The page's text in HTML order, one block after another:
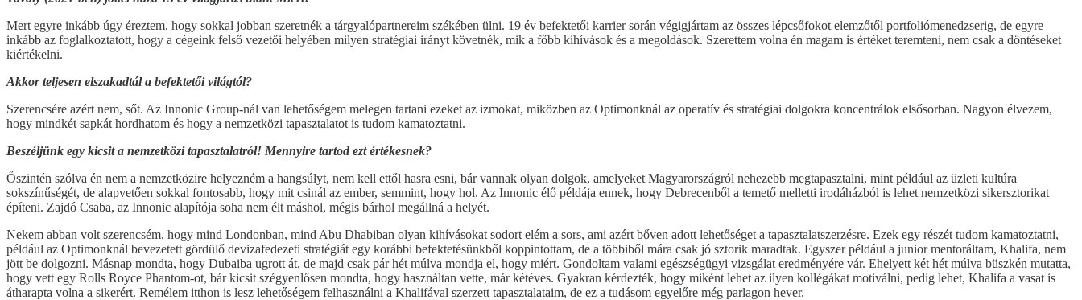
Mert egyre inkább úgy éreztem, hogy sokkal jobban szeretnék a tárgyalópartnereim székében ülni. 19 év befektetői karrier során végigjártam az összes lépcsőfokot elemzőtől portfoliómenedzserig, de egyre
inkább az foglalkoztatott, hogy a cégeink felső vezetői helyében milyen stratégiai irányt követnék, mik a főbb kihívások és a megoldások. Szerettem volna én magam is értéket teremteni, nem csak a döntéseket
kiértékelni.
Akkor teljesen elszakadtál a befektetői világtól?
Szerencsére azért nem, sőt. Az Innonic Group-nál van lehetőségem melegen tartani ezeket az izmokat, miközben az Optimonknál az operatív és stratégiai dolgokra koncentrálok elsősorban. Nagyon élvezem,
hogy mindkét sapkát hordhatom és hogy a nemzetközi tapasztalatot is tudom kamatoztatni.
Beszéljünk egy kicsit a nemzetközi tapasztalatról! Mennyire tartod ezt értékesnek?
Őszintén szólva én nem a nemzetközire helyezném a hangsúlyt, nem kell ettől hasra esni, bár vannak olyan dolgok, amelyeket Magyarországról nehezebb megtapasztalni, mint például az üzleti kultúra
sokszínűségét, de alapvetően sokkal fontosabb, hogy mit csinál az ember, semmint, hogy hol. Az Innonic élő példája ennek, hogy Debrecenből a temető melletti irodáházból is lehet nemzetközi sikersztorikat
építeni. Zajdó Csaba, az Innonic alapítója soha nem élt máshol, mégis bárhol megállná a helyét.
Nekem abban volt szerencsém, hogy mind Londonban, mind Abu Dhabiban olyan kihívásokat sodort elém a sors, ami azért bőven adott lehetőséget a tapasztalatszerzésre. Ezek egy részét tudom kamatoztatni,
például az Optimonknál bevezetett gördülő devizafedezeti stratégiát egy korábbi befektetésünkből koppintottam, de a többiből mára csak jó sztorik maradtak. Egyszer például a junior mentoráltam, Khalifa, nem
jött be dolgozni. Másnap mondta, hogy Dubaiba ugrott át, de majd csak pár hét múlva mondja el, hogy miért. Gondoltam valami egészségügyi vizsgálat eredményére vár. Ehelyett két hét múlva büszkén mutatta,
hogy vett egy Rolls Royce Phantom-ot, bár kicsit szégyenlősen mondta, hogy használtan vette, már kétéves. Gyakran kérdezték, hogy miként lehet az ilyen kollégákat motiválni, pedig lehet, Khalifa a vasat is
átharapta volna a sikerért. Remélem itthon is lesz lehetőségem felhasználni a Khalifával szerzett tapasztalataim, de ez a tudásom egyelőre még parlagon hever.